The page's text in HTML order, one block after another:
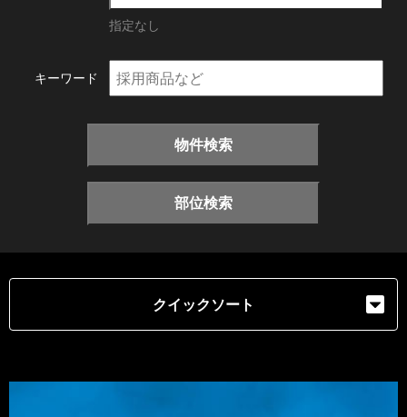
指定なし
キーワード
物件検索
部位検索
クイックソート